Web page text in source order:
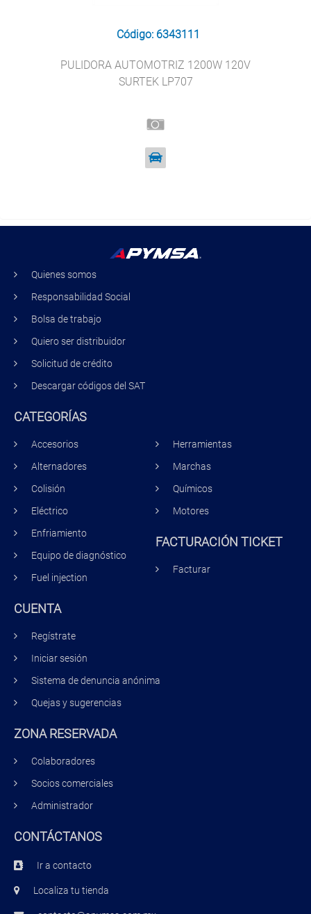
Código: 6343111
PULIDORA AUTOMOTRIZ 1200W 120V
SURTEK LP707
Quienes somos
Responsabilidad Social
Bolsa de trabajo
Quiero ser distribuidor
Solicitud de crédito
Descargar códigos del SAT
CATEGORÍAS
Accesorios
Alternadores
Colisión
Eléctrico
Enfriamiento
Equipo de diagnóstico
Fuel injection
Herramientas
Marchas
Químicos
Motores
FACTURACIÓN TICKET
Facturar
CUENTA
Regístrate
Iniciar sesión
Sistema de denuncia anónima
Quejas y sugerencias
ZONA RESERVADA
Colaboradores
Socios comerciales
Administrador
CONTÁCTANOS
Ir a contacto
Localiza tu tienda